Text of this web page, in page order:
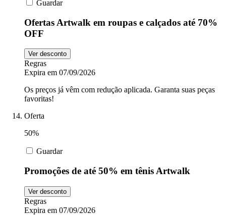
Guardar
Ofertas Artwalk em roupas e calçados até 70%
OFF
Ver desconto
Regras
Expira em 07/09/2026
Os preços já vêm com redução aplicada. Garanta suas peças
favoritas!
Oferta
50%
Guardar
Promoções de até 50% em tênis Artwalk
Ver desconto
Regras
Expira em 07/09/2026